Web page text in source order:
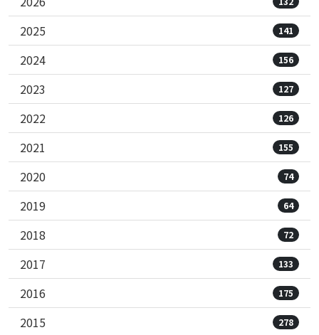
2025 141
2024 156
2023 127
2022 126
2021 155
2020 74
2019 64
2018 72
2017 133
2016 175
2015 278